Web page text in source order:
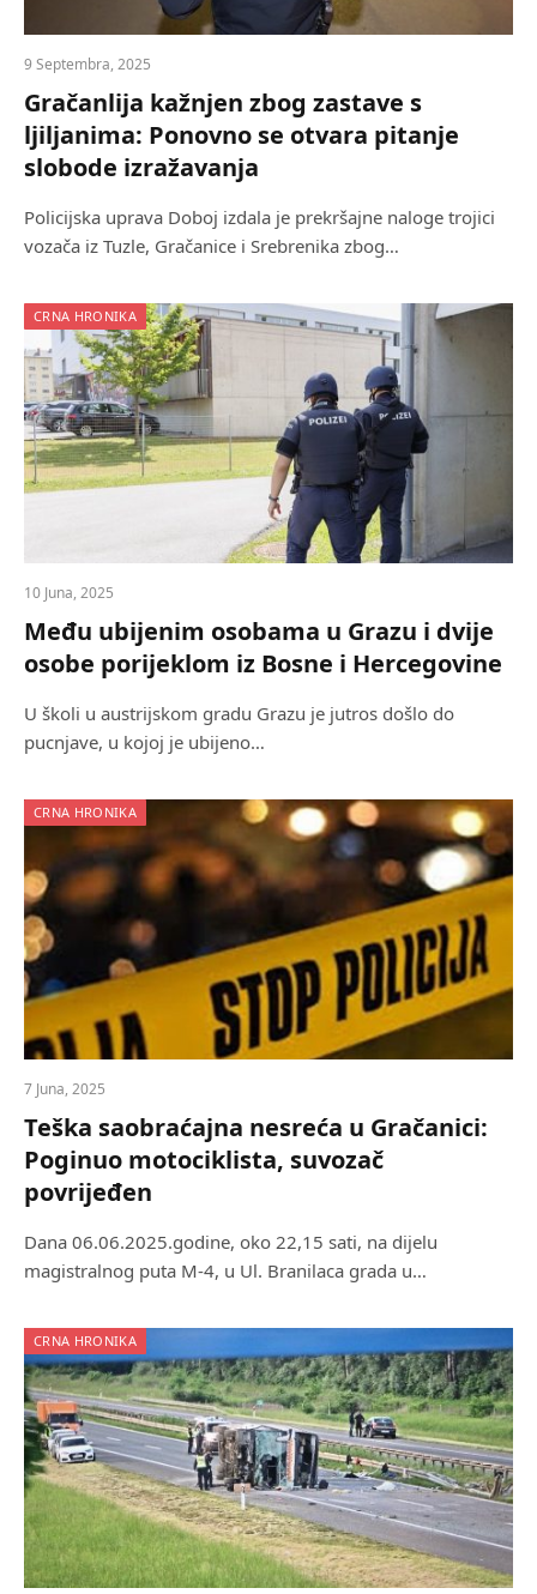
9 Septembra, 2025
Gračanlija kažnjen zbog zastave s
ljiljanima: Ponovno se otvara pitanje
slobode izražavanja
Policijska uprava Doboj izdala je prekršajne naloge trojici
vozača iz Tuzle, Gračanice i Srebrenika zbog…
CRNA HRONIKA
10 Juna, 2025
Među ubijenim osobama u Grazu i dvije
osobe porijeklom iz Bosne i Hercegovine
U školi u austrijskom gradu Grazu je jutros došlo do
pucnjave, u kojoj je ubijeno…
CRNA HRONIKA
7 Juna, 2025
Teška saobraćajna nesreća u Gračanici:
Poginuo motociklista, suvozač
povrijeđen
Dana 06.06.2025.godine, oko 22,15 sati, na dijelu
magistralnog puta M-4, u Ul. Branilaca grada u…
CRNA HRONIKA